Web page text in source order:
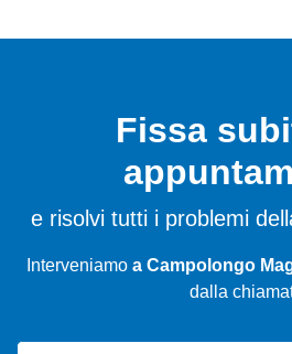
Fissa
e risolvi tutti i problemi
Interveniamo a Campolongo
dalla